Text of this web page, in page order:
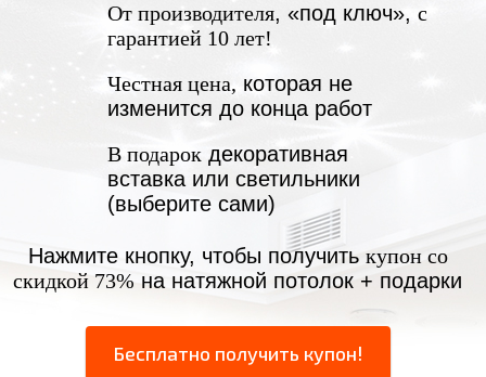
От производителя, «под ключ», с
гарантией 10 лет!
Честная цена, которая не
изменится до конца работ
В подарок декоративная
вставка или светильники
(выберите сами)
Нажмите кнопку, чтобы получить купон со
скидкой 73% на натяжной потолок + подарки
Бесплатно получить купон!